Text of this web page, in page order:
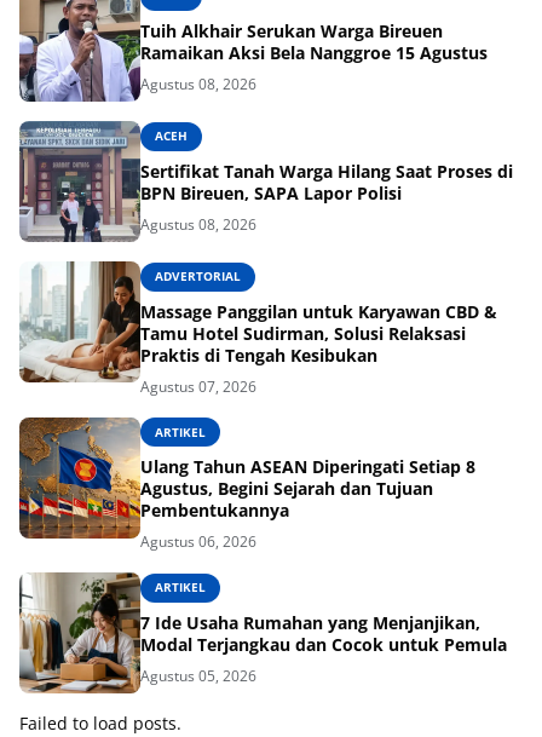
Tuih Alkhair Serukan Warga Bireuen
Ramaikan Aksi Bela Nanggroe 15 Agustus
Agustus 08, 2026
ACEH
Sertifikat Tanah Warga Hilang Saat Proses di
BPN Bireuen, SAPA Lapor Polisi
Agustus 08, 2026
ADVERTORIAL
Massage Panggilan untuk Karyawan CBD &
Tamu Hotel Sudirman, Solusi Relaksasi
Praktis di Tengah Kesibukan
Agustus 07, 2026
ARTIKEL
Ulang Tahun ASEAN Diperingati Setiap 8
Agustus, Begini Sejarah dan Tujuan
Pembentukannya
Agustus 06, 2026
ARTIKEL
7 Ide Usaha Rumahan yang Menjanjikan,
Modal Terjangkau dan Cocok untuk Pemula
Agustus 05, 2026
Failed to load posts.